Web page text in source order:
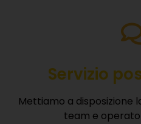
Servizio
Mettiamo a disposizione
team e